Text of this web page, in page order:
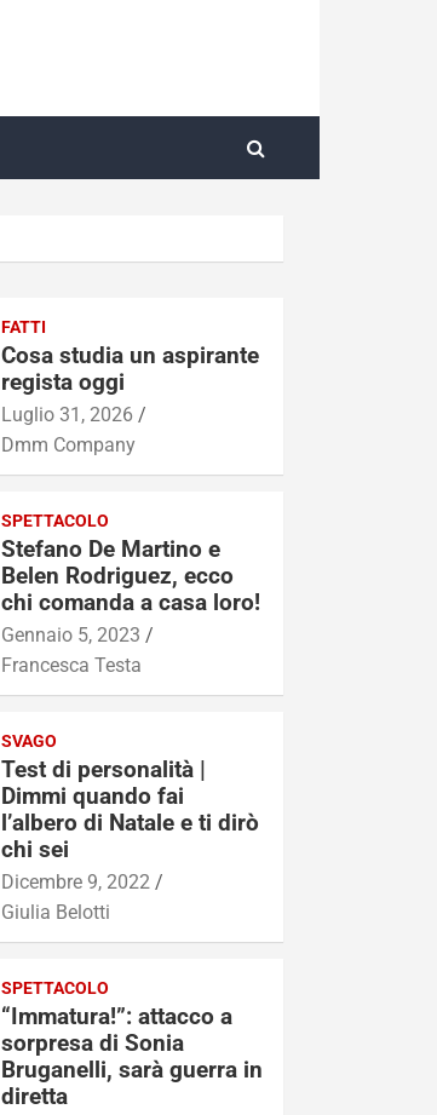
FATTI
Cosa studia un aspirante
regista oggi
Luglio 31, 2026
Dmm Company
SPETTACOLO
Stefano De Martino e
Belen Rodriguez, ecco
chi comanda a casa loro!
Gennaio 5, 2023
Francesca Testa
SVAGO
Test di personalità |
Dimmi quando fai
l’albero di Natale e ti dirò
chi sei
Dicembre 9, 2022
Giulia Belotti
SPETTACOLO
“Immatura!”: attacco a
sorpresa di Sonia
Bruganelli, sarà guerra in
diretta